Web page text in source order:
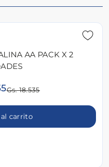
AA PACK X 2
Gs. 18.535
carrito